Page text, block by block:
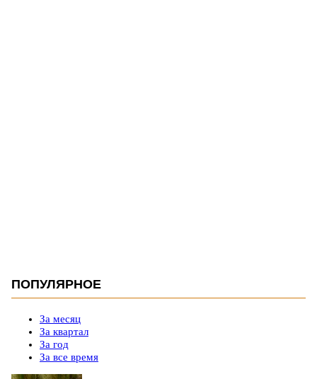
ПОПУЛЯРНОЕ
За месяц
За квартал
За год
За все время